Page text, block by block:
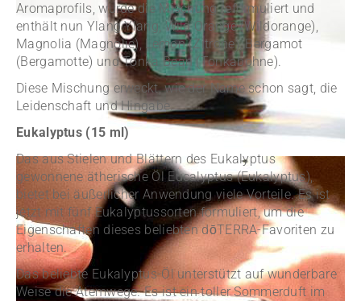
Aromaprofils, wurde die Mischung reformuliert und
enthält nun Ylang Ylang, Wild Orange (Wildorange),
Magnolia (Magnolie), Lemon (Zitrone), Bergamot
(Bergamotte) und Tonka Bean (Tonkabohne).
Diese Mischung erweckt, wie der Name schon sagt, die
Leidenschaft und Hingabe.
Eukalyptus (15 ml)
Das aus Stielen und Blättern des Eukalyptus
gewonnene ätherische Öl Eucalyptus (Eukalyptus),
bietet bei äußerlicher Anwendung viele Vorteile. Es ist
jetzt mit fünf Eukalyptussorten formuliert, um die
Eigenschaften dieses beliebten dōTERRA-Favoriten zu
erhalten.
Das beliebte Eukalyptus-Öl unterstützt auf wunderbare
Weise die Atemwege. Es ist ein toller Sommerduft im